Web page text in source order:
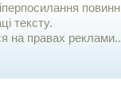
тексту.
на правах реклами..